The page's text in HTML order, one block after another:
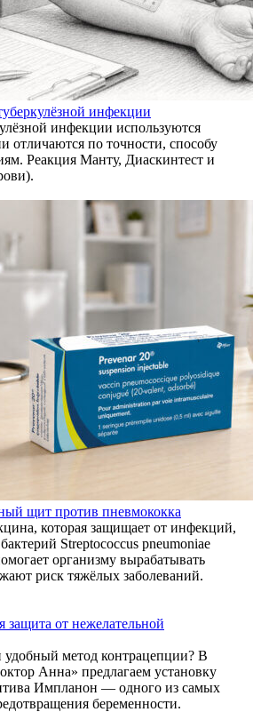
инфекции
инфекции используются
отличаются по точности, способу
Реакция Манту, Диаскинтест и
щит против пневмококка
которая защищает от инфекций,
Streptococcus pneumoniae
организму вырабатывать
риск тяжёлых заболеваний.
от нежелательной
метод контрацепции? В
Анна» предлагаем установку
Импланон — одного из самых
беременности.